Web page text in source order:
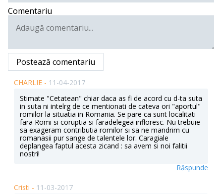
Comentariu
Postează comentariu
CHARLIE - 11-04-2017
Stimate "Cetatean" chiar daca as fi de acord cu d-ta suta
in suta ni intelrg de ce mentionati de cateva ori "aportul"
romilor la situatia in Romania. Se pare ca sunt localitati
fara Romi si coruptia si faradelegea infloresc. Nu trebuie
sa exageram contributia romilor si sa ne mandrim cu
romanasii pur sange de talentele lor. Caragiale
deplangea faptul acesta zicand : sa avem si noi falitii
nostri!
Răspunde
Cristi - 11-03-2017